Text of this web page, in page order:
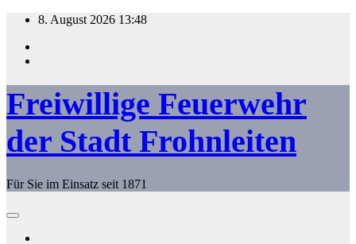
Zum
springen
8. August 2026 13:48
Freiwillige Feuerwehr
der Stadt Frohnleiten
Für Sie im Einsatz seit 1871